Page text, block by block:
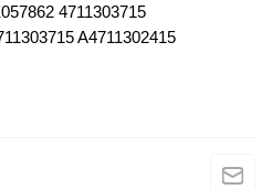
4711303715
A4711302415